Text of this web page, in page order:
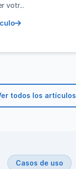
votr...
todos los artículos
Casos de uso